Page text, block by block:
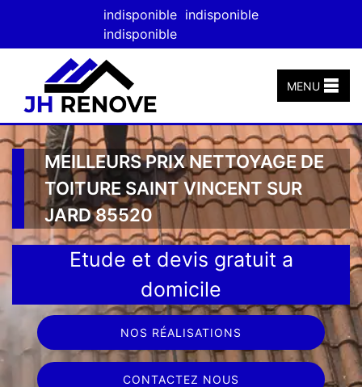
indisponible indisponible
indisponible
MENU
MEILLEURS PRIX NETTOYAGE DE
TOITURE SAINT VINCENT SUR
JARD 85520
Etude et devis gratuit a
domicile
NOS RÉALISATIONS
CONTACTEZ NOUS